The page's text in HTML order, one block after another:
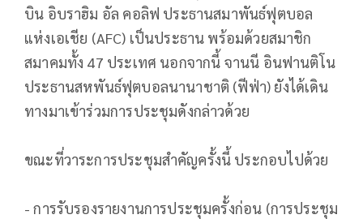
บิน อิบราฮิม อัล คอลิฟ ประธานสมาพันธ์ฟุตบอล
แห่งเอเชีย (AFC) เป็นประธาน พร้อมด้วยสมาชิก
สมาคมทั้ง 47 ประเทศ นอกจากนี้ จานนี อินฟานติโน
ประธานสหพันธ์ฟุตบอลนานาชาติ (ฟีฟ่า) ยังได้เดิน
ทางมาเข้าร่วมการประชุมดังกล่าวด้วย
ขณะที่วาระการประชุมสำคัญครั้งนี้ ประกอบไปด้วย
- การรับรองรายงานการประชุมครั้งก่อน (การประชุม